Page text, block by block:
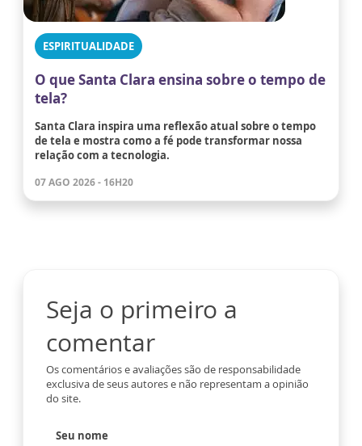
ESPIRITUALIDADE
O que Santa Clara ensina sobre o tempo de
tela?
Santa Clara inspira uma reflexão atual sobre o tempo
de tela e mostra como a fé pode transformar nossa
relação com a tecnologia.
07 AGO 2026 - 16H20
Seja o primeiro a
comentar
Os comentários e avaliações são de responsabilidade
exclusiva de seus autores e não representam a opinião
do site.
Seu nome